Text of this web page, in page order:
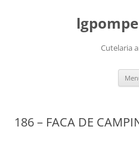
Cutelaria
186 – FACA DE